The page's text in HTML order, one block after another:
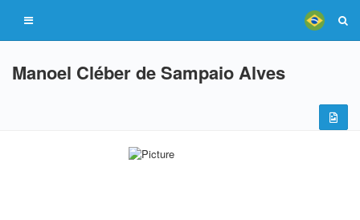
Manoel Cléber de Sampaio Alves